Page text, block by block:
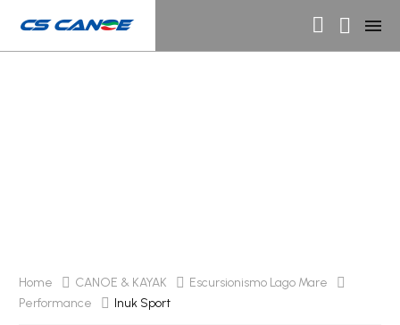
Home CANOE & KAYAK
Escursionismo Lago Mare
Performance
Inuk Sport